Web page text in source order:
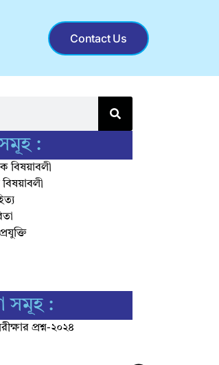
Contact Us
:
বিষয়াবলী
সমূহ :
প্রশ্ন-২০২৪